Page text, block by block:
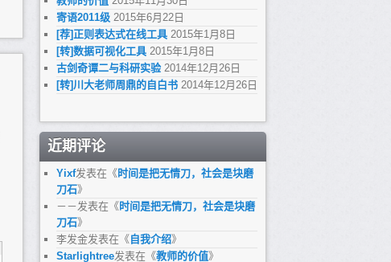
寄语2011级 2015年6月22日
[荐]正则表达式在线工具 2015年1月8日
[转]数据可视化工具 2015年1月8日
古剑奇谭二与科研实验 2014年12月26日
[转]川大老师周鼎的自白书 2014年12月26日
近期评论
Yixf发表在《 时间是把无情刀，社会是块磨
刀石》
－－发表在《 时间是把无情刀，社会是块磨
刀石》
李发金发表在《 自我介绍》
Starlightree发表在《教师的价值》